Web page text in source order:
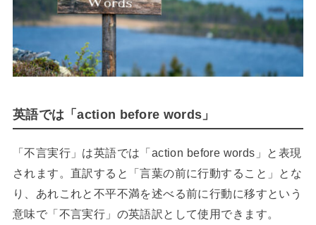
英語では「action before words」
「不言実行」は英語では「action before words」と表現
されます。直訳すると「言葉の前に行動すること」とな
り、あれこれと不平不満を述べる前に行動に移すという
意味で「不言実行」の英語訳として使用できます。